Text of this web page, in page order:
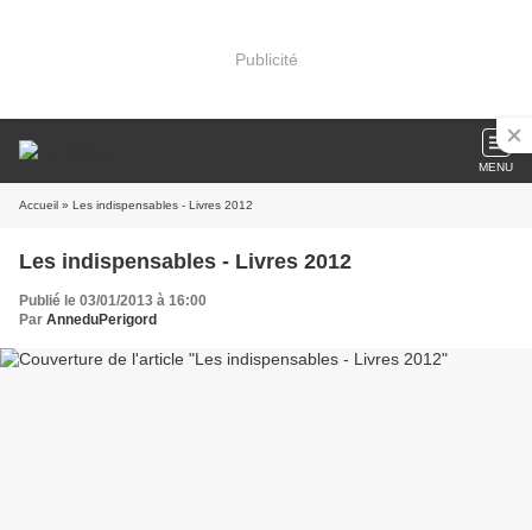
Publicité
MENU
Accueil » Les indispensables - Livres 2012
Les indispensables - Livres 2012
Publié le 03/01/2013 à 16:00
Par AnneduPerigord